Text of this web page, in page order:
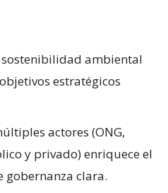
ambiental
estratégicos
actores (ONG,
y privado) enriquece el
gobernanza clara.